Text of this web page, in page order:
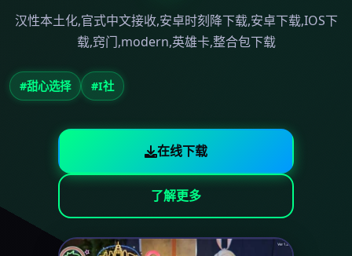
汉性本土化,官式中文接收,安卓时刻降下载,安卓下载,IOS下
载,窍门,modern,英雄卡,整合包下载
#甜心选择 #I社
在线下载
了解更多